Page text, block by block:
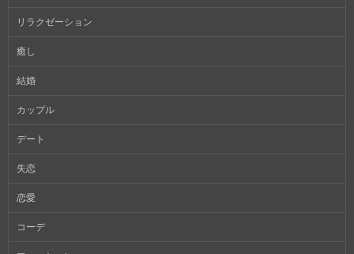
リラクゼーション
癒し
結婚
カップル
デート
失恋
恋愛
コーデ